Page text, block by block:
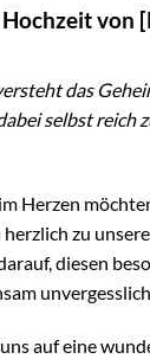
von
das
selbst reich
Herzen
zu
diesen
auf eine